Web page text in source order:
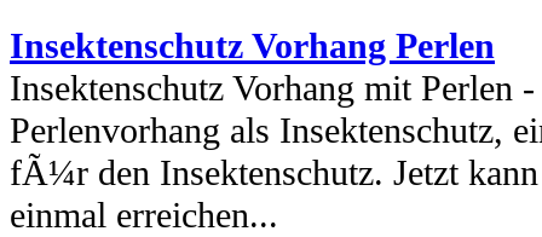
Insektenschutz Vorhang Perlen
Insektenschutz Vorhang mit Perlen
Perlenvorhang als Insektenschutz,
fÃ¼r den Insektenschutz. Jetzt
einmal erreichen...